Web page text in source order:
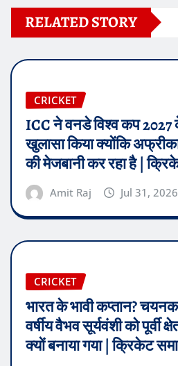
RELATED STORY
CRICKET
ICC ने वनडे विश्व कप 2027
खुलासा किया क्योंकि
की मेजबानी कर रहा है |
Amit Raj Jul 31, 2026
CRICKET
भारत के भावी कप्तान?
वर्षीय वैभव सूर्यवंशी को पूर्वी
क्यों बनाया गया | क्रिकेट